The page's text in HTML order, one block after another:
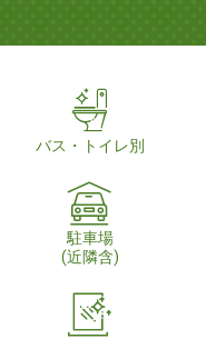
バス・トイレ別
駐車場
(近隣含)